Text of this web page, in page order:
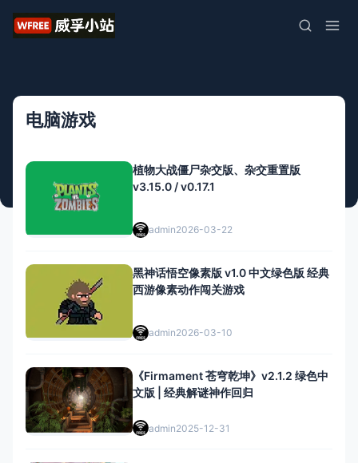
电脑游戏
植物大战僵尸杂交版、杂交重置版
v3.15.0 / v0.17.1
admin2026-03-22
黑神话悟空像素版 v1.0 中文绿色版 经典
西游像素动作闯关游戏
admin2026-03-10
《Firmament 苍穹乾坤》v2.1.2 绿色中
文版 | 经典解谜神作回归
admin2025-12-31